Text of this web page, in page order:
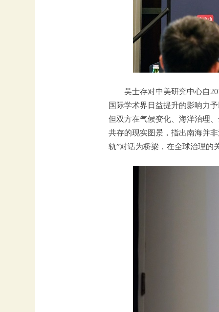
吴士存对中美研究中心自
国际学术界日益提升的影响力
但双方在气候变化、海洋治理
共存的现实图景，指出南海并
轨”对话为桥梁，在全球治理的